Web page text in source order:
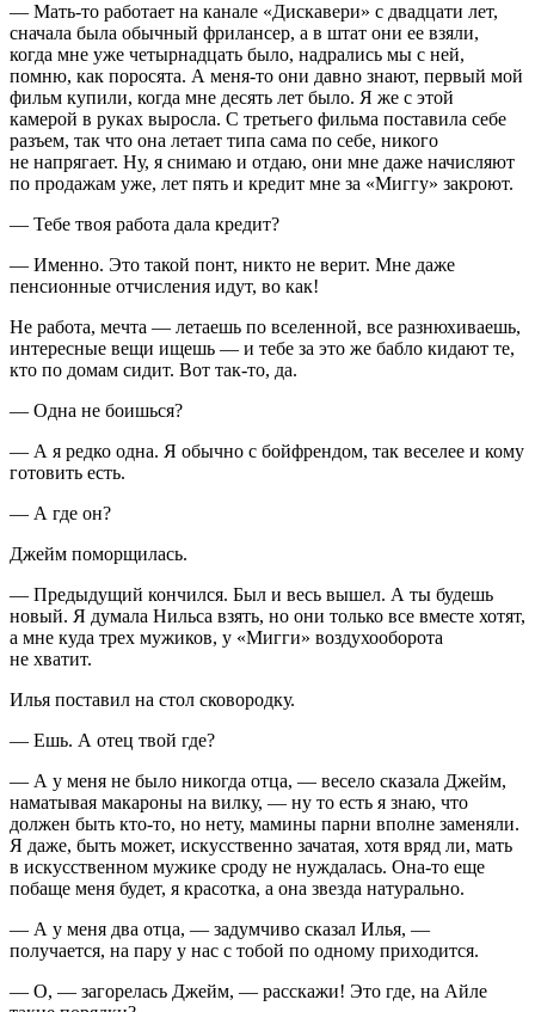
— Мать-то работает на канале «Дискавери» с двадцати лет,
сначала была обычный фрилансер, а в штат они ее взяли,
когда мне уже четырнадцать было, надрались мы с ней,
помню, как поросята. А меня-то они давно знают, первый мой
фильм купили, когда мне десять лет было. Я же с этой
камерой в руках выросла. С третьего фильма поставила себе
разъем, так что она летает типа сама по себе, никого
не напрягает. Ну, я снимаю и отдаю, они мне даже начисляют
по продажам уже, лет пять и кредит мне за «Миггу» закроют.
— Тебе твоя работа дала кредит?
— Именно. Это такой понт, никто не верит. Мне даже
пенсионные отчисления идут, во как!
Не работа, мечта — летаешь по вселенной, все разнюхиваешь,
интересные вещи ищешь — и тебе за это же бабло кидают те,
кто по домам сидит. Вот так-то, да.
— Одна не боишься?
— А я редко одна. Я обычно с бойфрендом, так веселее и кому
готовить есть.
— А где он?
Джейм поморщилась.
— Предыдущий кончился. Был и весь вышел. А ты будешь
новый. Я думала Нильса взять, но они только все вместе хотят,
а мне куда трех мужиков, у «Мигги» воздухооборота
не хватит.
Илья поставил на стол сковородку.
— Ешь. А отец твой где?
— А у меня не было никогда отца, — весело сказала Джейм,
наматывая макароны на вилку, — ну то есть я знаю, что
должен быть кто-то, но нету, мамины парни вполне заменяли.
Я даже, быть может, искусственно зачатая, хотя вряд ли, мать
в искусственном мужике сроду не нуждалась. Она-то еще
побаще меня будет, я красотка, а она звезда натурально.
— А у меня два отца, — задумчиво сказал Илья, —
получается, на пару у нас с тобой по одному приходится.
— О, — загорелась Джейм, — расскажи! Это где, на Айле